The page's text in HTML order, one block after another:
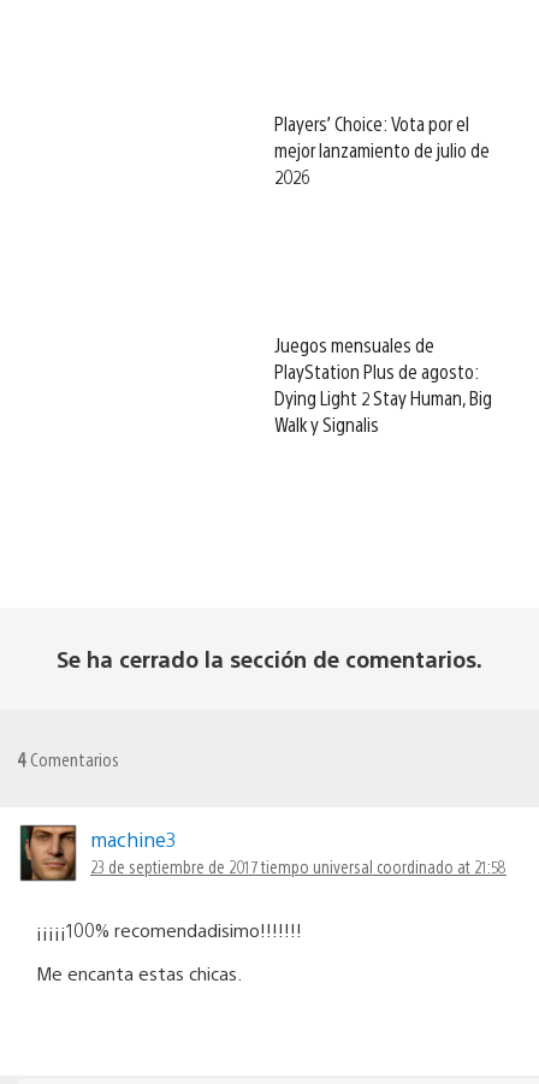
Players’ Choice: Vota por el
mejor lanzamiento de julio de
2026
Juegos mensuales de
PlayStation Plus de agosto:
Dying Light 2 Stay Human, Big
Walk y Signalis
Se ha cerrado la sección de comentarios.
4 Comentarios
machine3
23 de septiembre de 2017 tiempo universal coordinado at 21:58
¡¡¡¡¡100% recomendadisimo!!!!!!!
Me encanta estas chicas.